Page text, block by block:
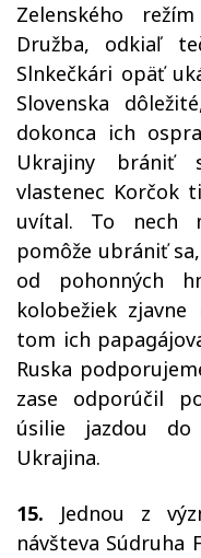
Zelenského
Družba, odkiaľ
Slnkečkári opäť
Slovenska
dokonca ich
Ukrajiny brániť
vlastenec Korčok
uvítal. To nech
pomôže ubrániť
od pohonných
kolobežiek
tom ich
Ruska
zase odporúčil
úsilie jazdou
Ukrajina.
15. Jednou z
návšteva Súdruha